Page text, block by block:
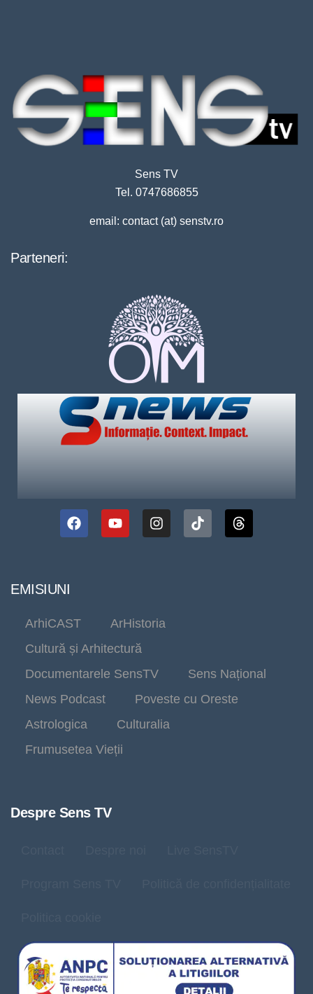
Sens TV
Tel. 0747686855
email: contact (at) senstv.ro
Parteneri:
EMISIUNI
ArhiCAST
ArHistoria
Cultură și Arhitectură
Documentarele SensTV
Sens Național
News Podcast
Poveste cu Oreste
Astrologica
Culturalia
Frumusetea Vieții
Despre Sens TV